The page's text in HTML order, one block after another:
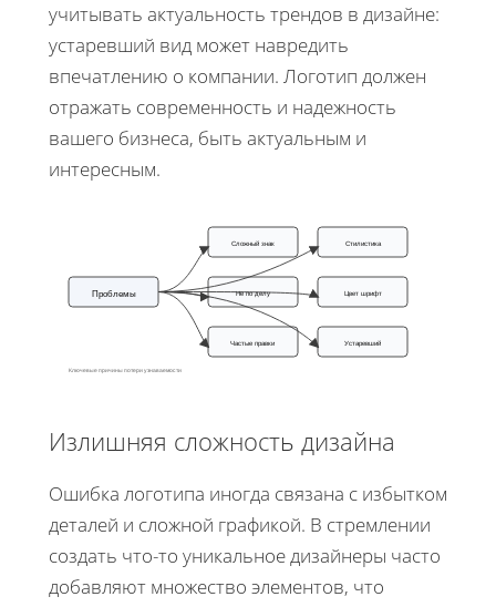
учитывать актуальность трендов в дизайне:
устаревший вид может навредить
впечатлению о компании. Логотип должен
отражать современность и надежность
вашего бизнеса, быть актуальным и
интересным.
Проблемы
Сложный знак
Не по делу
Частые правки
Стилистика
Цвет шрифт
Устаревший
Ключевые причины потери узнаваемости
Излишняя сложность дизайна
Ошибка логотипа иногда связана с избытком
деталей и сложной графикой. В стремлении
создать что-то уникальное дизайнеры часто
добавляют множество элементов, что